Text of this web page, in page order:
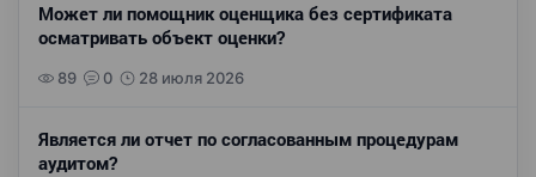
Может ли помощник оценщика без сертификата
осматривать объект оценки?
89 0 28 июля 2026
Является ли отчет по согласованным процедурам
аудитом?